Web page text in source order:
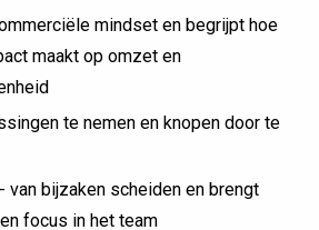
mindset en begrijpt hoe
maakt op omzet en
te nemen en knopen door te
van bijzaken scheiden en brengt
focus in het team